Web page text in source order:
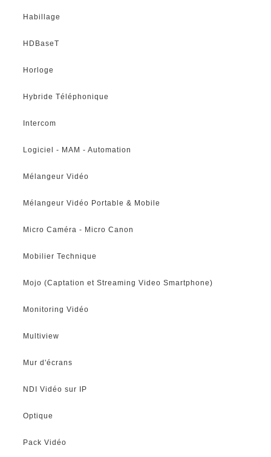
Habillage
HDBaseT
Horloge
Hybride Téléphonique
Intercom
Logiciel - MAM - Automation
Mélangeur Vidéo
Mélangeur Vidéo Portable & Mobile
Micro Caméra - Micro Canon
Mobilier Technique
Mojo (Captation et Streaming Video Smartphone)
Monitoring Vidéo
Multiview
Mur d'écrans
NDI Vidéo sur IP
Optique
Pack Vidéo